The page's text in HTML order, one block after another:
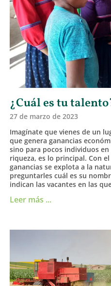
¿Cuál es tu
27 de marzo de 2023
Imagínate que vienes de un
que genera ganancias
sino para pocos individuos
riqueza, es lo principal. Con
ganancias se explota a la
preguntarles cuál es su
indican las vacantes en las
Leer más ...